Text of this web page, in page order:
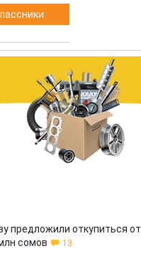
предложили откупиться от
сомов
13